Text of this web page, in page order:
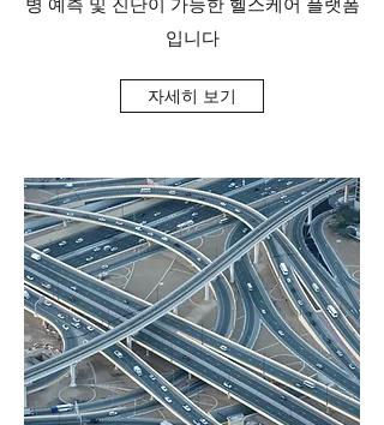
병 예측 및 진단이 가능한 헬스케어 플랫폼
입니다
자세히 보기